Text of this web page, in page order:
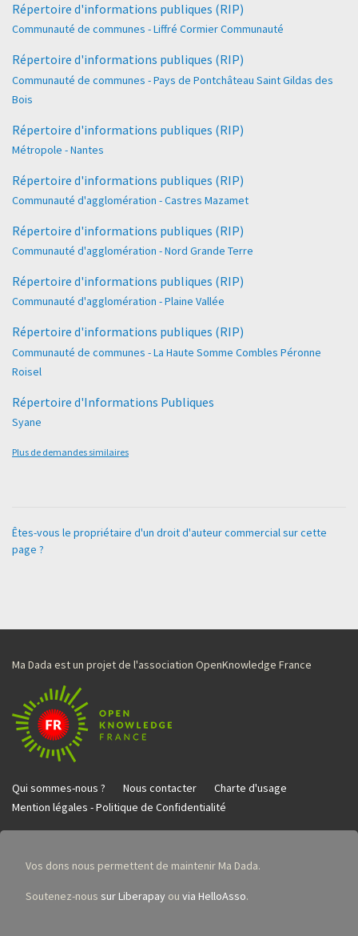
Répertoire d'informations publiques (RIP)
Communauté de communes - Liffré Cormier Communauté
Répertoire d'informations publiques (RIP)
Communauté de communes - Pays de Pontchâteau Saint Gildas des
Bois
Répertoire d'informations publiques (RIP)
Métropole - Nantes
Répertoire d'informations publiques (RIP)
Communauté d'agglomération - Castres Mazamet
Répertoire d'informations publiques (RIP)
Communauté d'agglomération - Nord Grande Terre
Répertoire d'informations publiques (RIP)
Communauté d'agglomération - Plaine Vallée
Répertoire d'informations publiques (RIP)
Communauté de communes - La Haute Somme Combles Péronne
Roisel
Répertoire d'Informations Publiques
Syane
Plus de demandes similaires
Êtes-vous le propriétaire d'un droit d'auteur commercial sur cette
page ?
Ma Dada est un projet de l'association OpenKnowledge France
Qui sommes-nous ? Nous contacter
Charte d'usage
Mention légales - Politique de Confidentialité
Vos dons nous permettent de maintenir Ma Dada.
Soutenez-nous sur Liberapay ou via HelloAsso.